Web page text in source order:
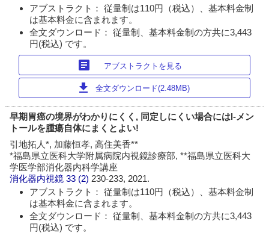
アブストラクト： 従量制は110円（税込）、基本料金制
は基本料金に含まれます。
全文ダウンロード： 従量制、基本料金制の方共に3,443
円(税込) です。
article アブストラクトを見る
download 全文ダウンロード(2.48MB)
早期胃癌の境界がわかりにくく, 同定しにくい場合にはl-メン
トールを腫瘍自体にまくとよい!
引地拓人*, 加藤恒孝, 高住美香**
*福島県立医科大学附属病院内視鏡診療部, **福島県立医科大
学医学部消化器内科学講座
消化器内視鏡 33 (2) 230-233, 2021.
アブストラクト： 従量制は110円（税込）、基本料金制
は基本料金に含まれます。
全文ダウンロード： 従量制、基本料金制の方共に3,443
円(税込) です。